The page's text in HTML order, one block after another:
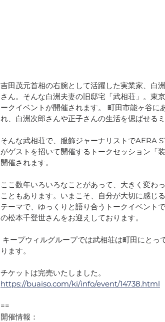
吉田茂元首相の右腕として活躍した実業家、白
さん。そんな白洲夫妻の旧邸宅「武相荘」。東
ークイベントが開催されます。 町田市能ヶ谷に
れ、白洲次郎さんや正子さんの生活を偲ばせる
そんな武相荘で、服飾ジャーナリストでAERA
がゲストを招いて開催するトークセッション「
開催されます。
ここ数年いろいろなことがあって、大きく変わ
こともあります。いまこそ、自分が大切に感じ
テーマで、ゆっくりと語り合うトークイベント
の松本千登世さんをお迎えしております。
ります。
チケットは完売いたしました。
https://buaiso.com/ki/info/event/14738.html
==
開催情報：